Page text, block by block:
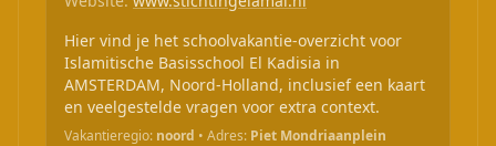
Hier vind je het schoolvakantie-overzicht voor
Islamitische Basisschool El Kadisia in
AMSTERDAM, Noord-Holland, inclusief een kaart
en veelgestelde vragen voor extra context.
Vakantieregio: noord • Adres: Piet Mondriaanplein